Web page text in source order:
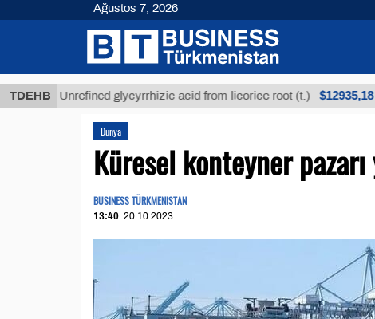
TDEHB
Unrefined glycyrrhizic acid from licorice root (t.) $12935,18
Dünya
Küresel konteyner
BUSINESS TÜRKMENISTAN
13:40 20.10.2023
Ağustos 7, 2026